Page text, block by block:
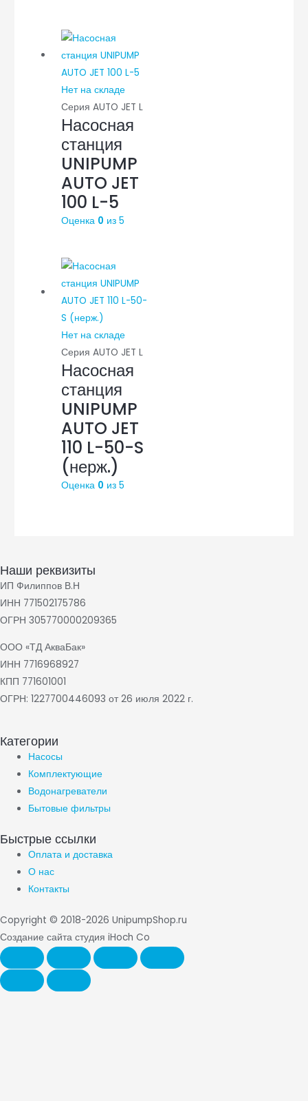
Нет на складе
Серия AUTO JET L
Насосная
станция
UNIPUMP
AUTO JET
100 L-5
Оценка 0 из 5
Нет на складе
Серия AUTO JET L
Насосная
станция
UNIPUMP
AUTO JET
110 L-50-S
(нерж.)
Оценка 0 из 5
Наши реквизиты
ИП Филиппов В.Н
ИНН 771502175786
ОГРН 305770000209365
ООО «ТД АкваБак»
ИНН 7716968927
КПП 771601001
ОГРН: 1227700446093 от 26 июля 2022 г.
Категории
Насосы
Комплектующие
Водонагреватели
Бытовые фильтры
Быстрые ссылки
Оплата и доставка
О нас
Контакты
Copyright © 2018-2026 UnipumpShop.ru
Создание сайта студия iHoch Co